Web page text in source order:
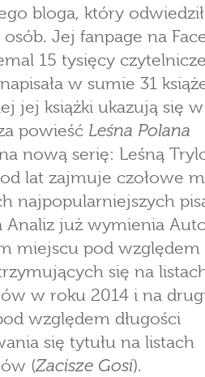
bloga, który
Jej fanpage na
15 tysięcy
w sumie 31
jej książki ukazują się
powieść Leśna Polana
nową serię: Leśną
lat zajmuje czołowe
najpopularniejszych
Analiz już wymienia
miejscu pod względem
się na
w roku 2014 i na
względem długości
się tytułu na listach
(Zacisze Gosi).